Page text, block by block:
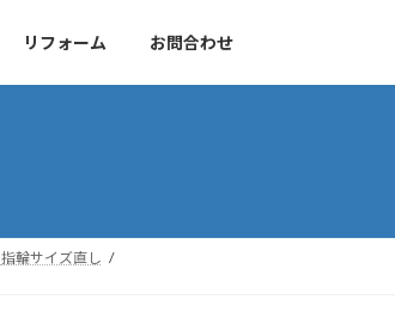
リフォーム お問合わせ
指輪サイズ直し